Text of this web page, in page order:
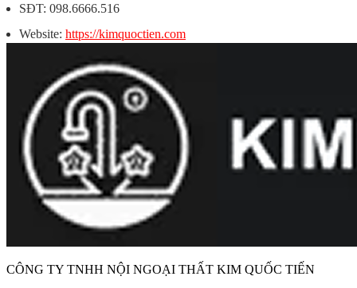
SĐT: 098.6666.516
Website: https://kimquoctien.com
CÔNG TY TNHH NỘI NGOẠI THẤT KIM QUỐC TIẾN